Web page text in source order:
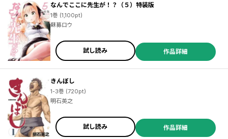
なんでここに先生が！？（５）特装版
1巻 (1,100pt)
蘇募ロウ
試し読み 作品詳細
きんぼし
1-3巻 (720pt)
明石英之
試し読み 作品詳細